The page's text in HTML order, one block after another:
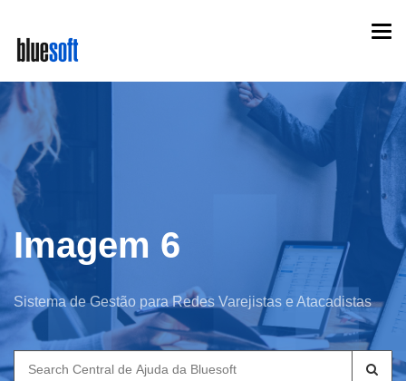
main
content
Imagem 6
Sistema de Gestão para Redes Varejistas e Atacadistas
Search